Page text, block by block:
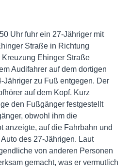
Uhr fuhr ein 27-Jähriger mit
Straße in Richtung
Ehinger Straße
Audifahrer auf dem dortigen
Jähriger zu Fuß entgegen. Der
auf dem Kopf. Kurz
den Fußgänger festgestellt
obwohl ihm die
anzeigte, auf die Fahrbahn und
des 27-Jährigen. Laut
von anderen Personen
gemacht, was er vermutlich